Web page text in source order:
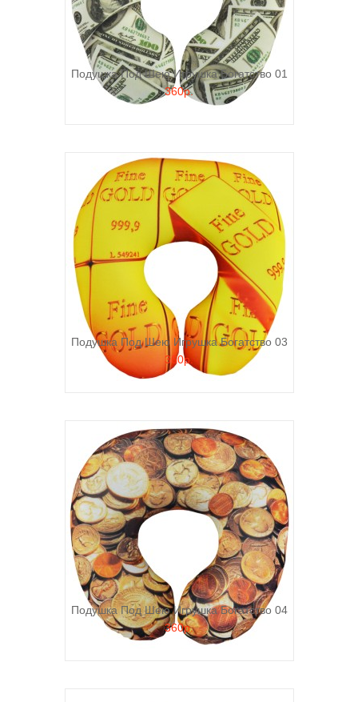
Подушка Под Шею Игрушка Богатство 01
360р.
Подушка Под Шею Игрушка Богатство 03
360р.
Подушка Под Шею Игрушка Богатство 04
360р.